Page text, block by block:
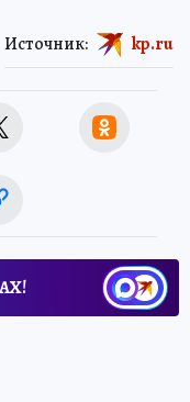
Источник: kp.ru